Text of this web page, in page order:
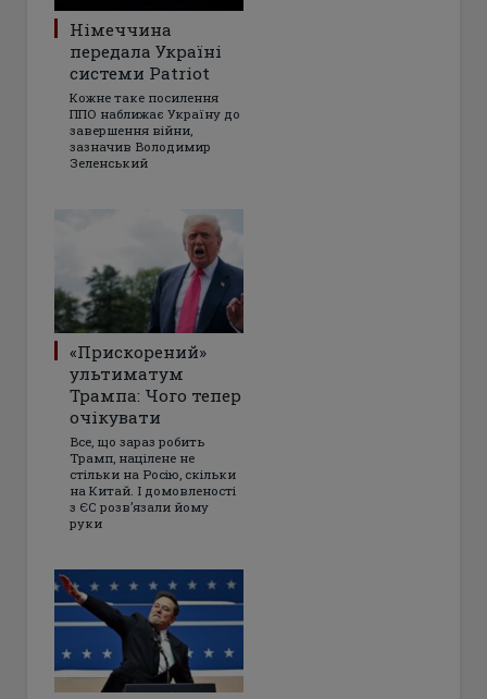
Німеччина
передала Україні
системи Patriot
Кожне таке посилення
ППО наближає Україну до
завершення війни,
зазначив Володимир
Зеленський
«Прискорений»
ультиматум
Трампа: Чого тепер
очікувати
Все, що зараз робить
Трамп, націлене не
стільки на Росію, скільки
на Китай. І домовленості
з ЄС розвʼязали йому
руки